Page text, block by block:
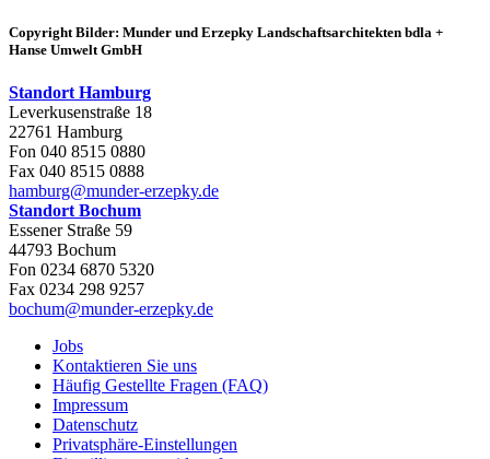
Copyright Bilder: Munder und Erzepky Landschaftsarchitekten bdla +
Hanse Umwelt GmbH
Standort Hamburg
Leverkusenstraße 18
22761 Hamburg
Fon 040 8515 0880
Fax 040 8515 0888
hamburg@munder-erzepky.de
Standort Bochum
Essener Straße 59
44793 Bochum
Fon 0234 6870 5320
Fax 0234 298 9257
bochum@munder-erzepky.de
Jobs
Kontaktieren Sie uns
Häufig Gestellte Fragen (FAQ)
Impressum
Datenschutz
Privatsphäre-Einstellungen